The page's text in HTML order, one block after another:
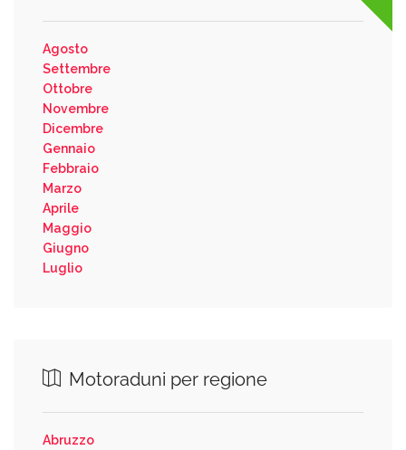
Agosto
Settembre
Ottobre
Novembre
Dicembre
Gennaio
Febbraio
Marzo
Aprile
Maggio
Giugno
Luglio
Motoraduni per regione
Abruzzo